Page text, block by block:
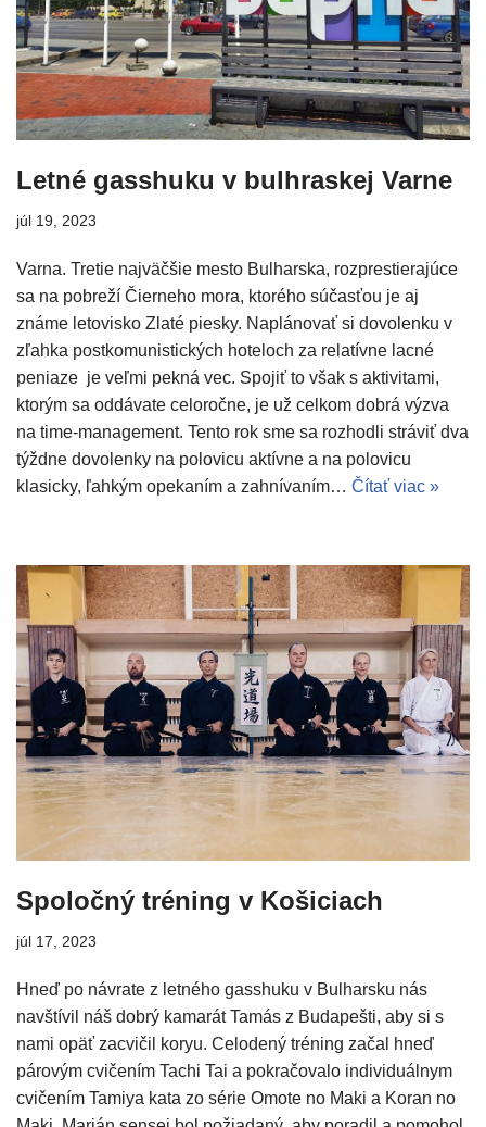
Letné gasshuku v bulhraskej Varne
júl 19, 2023
Varna. Tretie najväčšie mesto Bulharska, rozprestierajúce
sa na pobreží Čierneho mora, ktorého súčasťou je aj
známe letovisko Zlaté piesky. Naplánovať si dovolenku v
zľahka postkomunistických hoteloch za relatívne lacné
peniaze je veľmi pekná vec. Spojiť to však s aktivitami,
ktorým sa oddávate celoročne, je už celkom dobrá výzva
na time-management. Tento rok sme sa rozhodli stráviť dva
týždne dovolenky na polovicu aktívne a na polovicu
klasicky, ľahkým opekaním a zahnívaním… Čítať viac »
Spoločný tréning v Košiciach
júl 17, 2023
Hneď po návrate z letného gasshuku v Bulharsku nás
navštívil náš dobrý kamarát Tamás z Budapešti, aby si s
nami opäť zacvičil koryu. Celodený tréning začal hneď
párovým cvičením Tachi Tai a pokračovalo individuálnym
cvičením Tamiya kata zo série Omote no Maki a Koran no